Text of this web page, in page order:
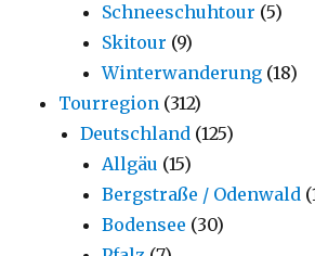
Schneeschuhtour (5)
Skitour (9)
Winterwanderung (18)
Tourregion (312)
Deutschland (125)
Allgäu (15)
Bergstraße / Odenwald
Bodensee (30)